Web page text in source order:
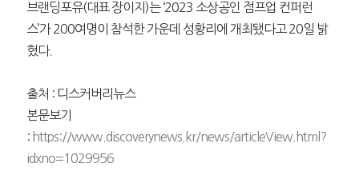
브랜딩포유(대표 장이지)는 ‘2023 소상공인 점프업 컨퍼런
스’가 200여명이 참석한 가운데 성황리에 개최됐다고 20일 밝
혔다.
출처 : 디스커버리뉴스
본문보기
: https://www.discoverynews.kr/news/articleView.html?
idxno=1029956